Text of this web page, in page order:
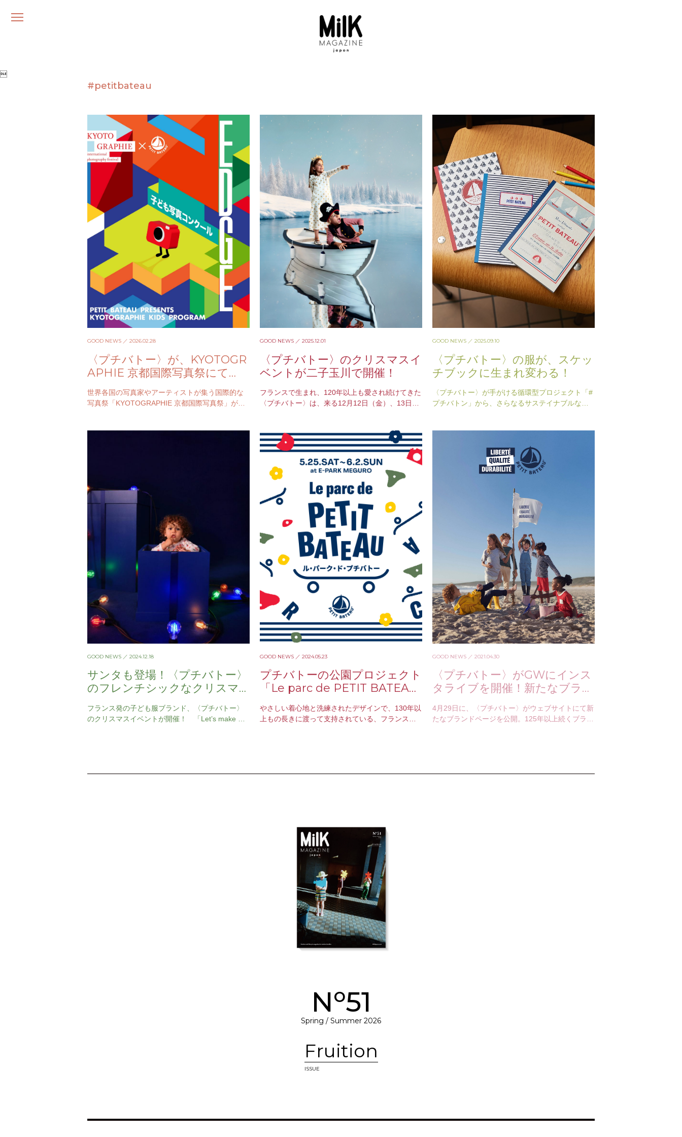
メ

#petitbateau
GOOD NEWS ／ 2026.02.28
〈プチバトー〉が、KYOTOGR
APHIE 京都国際写真祭にて
「⼦ども写真コンクール」を開
催
世界各国の写真家やアーティストが集う国際的な
写真祭「KYOTOGRAPHIE 京都国際写真祭」が、
GOOD NEWS ／ 2025.12.01
〈プチバトー〉のクリスマスイ
ベントが⼆⼦⽟川で開催！
フランスで生まれ、120年以上も愛され続けてきた
〈プチバトー〉は、来る12月12日（金）、13日
GOOD NEWS ／ 2025.09.10
〈プチバトー〉の服が、スケッ
チブックに生まれ変わる！
〈プチバトー〉が手がける循環型プロジェクト「#
プチバトン」から、さらなるサステイナブルなア
GOOD NEWS ／ 2024.12.18
サンタも登場！〈プチバトー〉
のフレンチシックなクリスマ
スイベントが開催
フランス発の子ども服ブランド、〈プチバトー〉
のクリスマスイベントが開催！ 「Let’s make Chr
GOOD NEWS ／ 2024.05.23
プチバトーの公園プロジェクト
「Le parc de PETIT BATEA
U」が期間限定オープン
やさしい着心地と洗練されたデザインで、130年以
上もの長きに渡って支持されている、フランスの
GOOD NEWS ／ 2021.04.30
〈プチバトー〉がGWにインス
タライブを開催！新たなブラン
ドページにも注目
4月29日に、〈プチバトー〉がウェブサイトにて新
たなブランドページを公開。125年以上続くブラン
No51
Spring / Summer 2026
Fruition
ISSUE